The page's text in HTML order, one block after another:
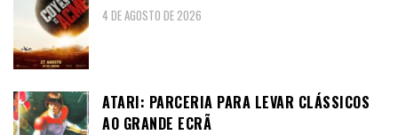
4 DE AGOSTO DE 2026
ATARI: PARCERIA PARA LEVAR CLÁSSICOS
AO GRANDE ECRÃ